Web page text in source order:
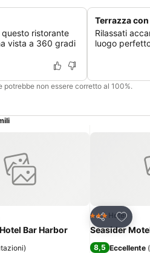
ristorante
vista a 360 gradi
Terrazza
Rilassati
luogo
potrebbe non essere corretto al 100%.
ai preferiti
Bar Harbor
)
Condividi
3 StelleHotel
Seasider
8,5 Eccellente (